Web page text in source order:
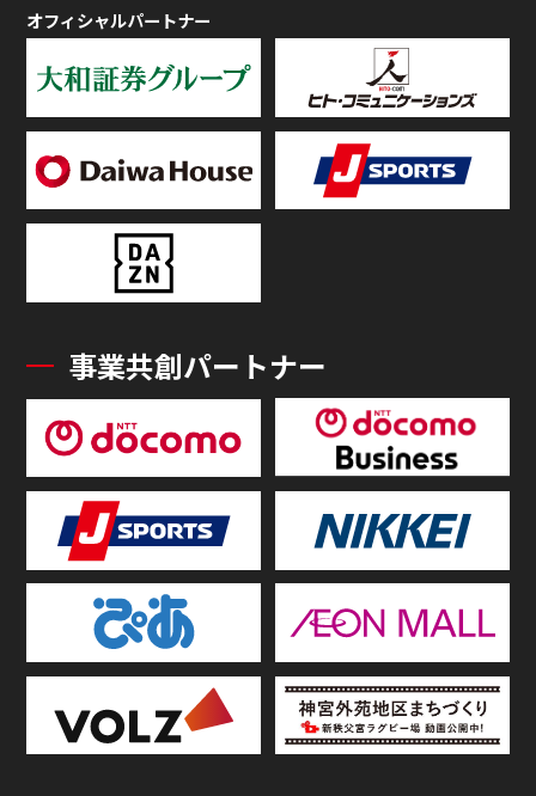
オフィシャルパートナー
事業共創パートナー